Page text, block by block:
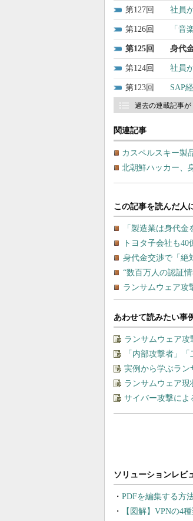
127 社員
126 「音
125 身代
124 社員
123 SAP
過去の連載記事が
関連記事
カスペルスキー製
北朝鮮ハッカー、
あわせて読みたい事
ランサムウェア
「内部攻撃者」
実例から学ぶラン
ランサムウェア現
サイバー攻撃によ
PDFを編集する方
【図解】VPNの4